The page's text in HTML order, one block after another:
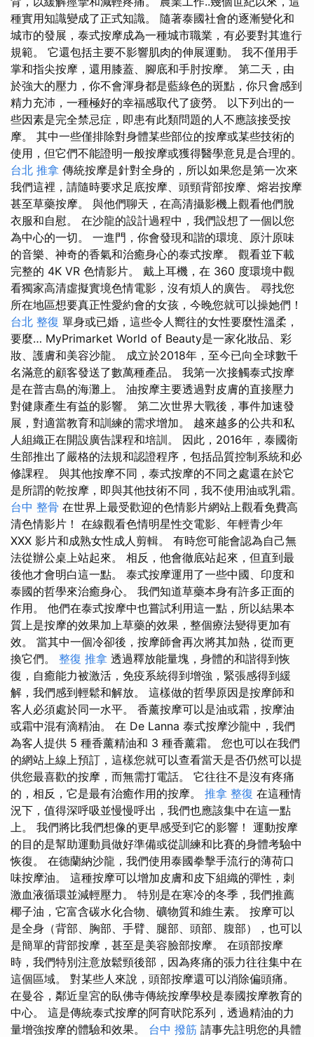
種實用知識變成了正式知識。 隨著泰國社會的逐漸變化和
城市的發展，泰式按摩成為一種城市職業，有必要對其進行
規範。 它還包括主要不影響肌肉的伸展運動。 我不僅用手
掌和指尖按摩，還用膝蓋、腳底和手肘按摩。 第二天，由
於強大的壓力，你不會渾身都是藍綠色的斑點，你只會感到
精力充沛，一種極好的幸福感取代了疲勞。 以下列出的一
些因素是完全禁忌症，即患有此類問題的人不應該接受按
摩。 其中一些僅排除對身體某些部位的按摩或某些技術的
使用，但它們不能證明一般按摩或獲得醫學意見是合理的。
台北 推拿 傳統按摩是針對全身的，所以如果您是第一次來
我們這裡，請隨時要求足底按摩、頭頸背部按摩、熔岩按摩
甚至草藥按摩。 與他們聊天，在高清攝影機上觀看他們脫
衣服和自慰。 在沙龍的設計過程中，我們設想了一個以您
為中心的一切。 一進門，你會發現和諧的環境、原汁原味
的音樂、神奇的香氣和治癒身心的泰式按摩。 觀看並下載
完整的 4K VR 色情影片。 戴上耳機，在 360 度環境中觀
看獨家高清虛擬實境色情電影，沒有煩人的廣告。 尋找您
所在地區想要真正性愛約會的女孩，今晚您就可以操她們！
台北 整復 單身或已婚，這些令人嚮往的女性要麼性溫柔，
要麼… MyPrimarket World of Beauty是一家化妝品、彩
妝、護膚和美容沙龍。 成立於2018年，至今已向全球數千
名滿意的顧客發送了數萬種產品。 我第一次接觸泰式按摩
是在普吉島的海灘上。 油按摩主要透過對皮膚的直接壓力
對健康產生有益的影響。 第二次世界大戰後，事件加速發
展，對適當教育和訓練的需求增加。 越來越多的公共和私
人組織正在開設廣告課程和培訓。 因此，2016年，泰國衛
生部推出了嚴格的法規和認證程序，包括品質控制系統和必
修課程。 與其他按摩不同，泰式按摩的不同之處還在於它
是所謂的乾按摩，即與其他技術不同，我不使用油或乳霜。
台中 整骨 在世界上最受歡迎的色情影片網站上觀看免費高
清色情影片！ 在線觀看色情明星性交電影、年輕青少年
XXX 影片和成熟女性成人剪輯。 有時您可能會認為自己無
法從辦公桌上站起來。 相反，他會徹底站起來，但直到最
後他才會明白這一點。 泰式按摩運用了一些中國、印度和
泰國的哲學來治癒身心。 我們知道草藥本身有許多正面的
作用。 他們在泰式按摩中也嘗試利用這一點，所以結果本
質上是按摩的效果加上草藥的效果，整個療法變得更加有
效。 當其中一個冷卻後，按摩師會再次將其加熱，從而更
換它們。 整復 推拿 透過釋放能量塊，身體的和諧得到恢
復，自癒能力被激活，免疫系統得到增強，緊張感得到緩
解，我們感到輕鬆和解放。 這樣做的哲學原因是按摩師和
客人必須處於同一水平。 香薰按摩可以是油或霜，按摩油
或霜中混有滴精油。 在 De Lanna 泰式按摩沙龍中，我們
為客人提供 5 種香薰精油和 3 種香薰霜。 您也可以在我們
的網站上線上預訂，這樣您就可以查看當天是否仍然可以提
供您最喜歡的按摩，而無需打電話。 它往往不是沒有疼痛
的，相反，它是最有治癒作用的按摩。 推拿 整復 在這種情
況下，值得深呼吸並慢慢呼出，我們也應該集中在這一點
上。 我們將比我們想像的更早感受到它的影響！ 運動按摩
的目的是幫助運動員做好準備或從訓練和比賽的身體考驗中
恢復。 在德蘭納沙龍，我們使用泰國拳擊手流行的薄荷口
味按摩油。 這種按摩可以增加皮膚和皮下組織的彈性，刺
激血液循環並減輕壓力。 特別是在寒冷的冬季，我們推薦
椰子油，它富含碳水化合物、礦物質和維生素。 按摩可以
是全身（背部、胸部、手臂、腿部、頭部、腹部），也可以
是簡單的背部按摩，甚至是美容臉部按摩。 在頭部按摩
時，我們特別注意放鬆頸後部，因為疼痛的張力往往集中在
這個區域。 對某些人來說，頭部按摩還可以消除偏頭痛。
在曼谷，鄰近皇宮的臥佛寺傳統按摩學校是泰國按摩教育的
中心。 這是傳統泰式按摩的阿育吠陀系列，透過精油的力
量增強按摩的體驗和效果。 台中 撥筋 請事先註明您的具體